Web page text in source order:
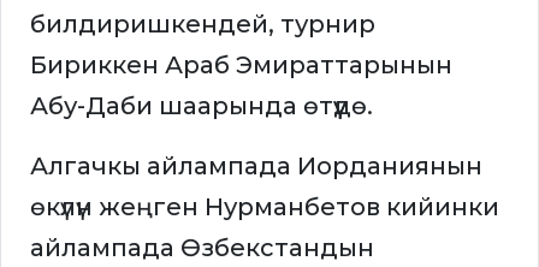
билдиришкендей, турнир
Бириккен Араб Эмираттарынын
Абу-Даби шаарында өтүүдө.
Алгачкы айлампада Иорданиянын
өкүлүн жеңген Нурманбетов кийинки
айлампада Өзбекстандын